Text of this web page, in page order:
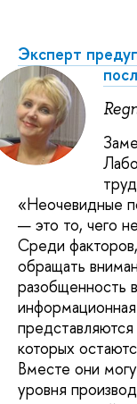
Эксперт
«Неочевидные
— это то, чего
Среди
обращать
разобщенность
которых
Вместе они
уровня